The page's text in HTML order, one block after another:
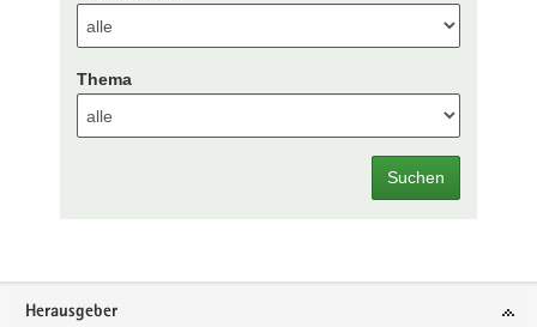
Thema
Suchen
Footer-
Herausgeber